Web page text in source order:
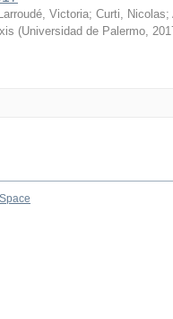
Larroudé, Victoria; Curti, Nicolas;
(Universidad de Palermo,